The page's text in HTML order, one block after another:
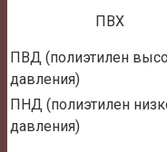
ПВХ
ПВД (полиэтилен
давления)
ПНД (полиэтилен
давления)